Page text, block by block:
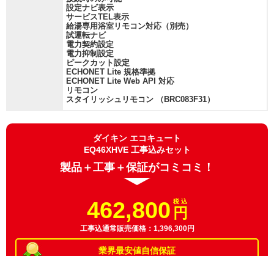
設定ナビ表示
サービスTEL表示
給湯専用浴室リモコン対応（別売）
試運転ナビ
電力契約設定
電力抑制設定
ピークカット設定
ECHONET Lite 規格準拠
ECHONET Lite Web API 対応
リモコン
スタイリッシュリモコン （BRC083F31）
ダイキン エコキュート
EQ46XHVE 工事込みセット
製品＋工事＋保証がコミコミ！
業界最安値自信保証
462,800 税 込
円
工事込通常販売価格：1,396,300円